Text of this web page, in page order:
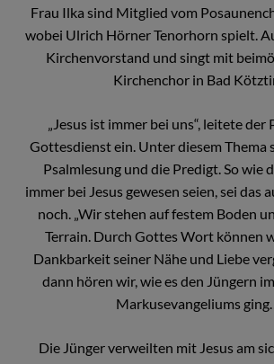
Frau Ilka sind Mitglied vom
wobei Ulrich Hörner Tenorhorn spielt.
Kirchenvorstand und singt mit
Kirchenchor in Bad
„Jesus ist immer bei uns“, leitete der
Gottesdienst ein. Unter diesem Thema
Psalmlesung und die Predigt. So wie
immer bei Jesus gewesen seien, sei das
noch. „Wir stehen auf festem Boden
Terrain. Durch Gottes Wort können
Dankbarkeit seiner Nähe und Liebe
dann hören wir, wie es den Jüngern
Markusevangeliums
Die Jünger verweilten mit Jesus am